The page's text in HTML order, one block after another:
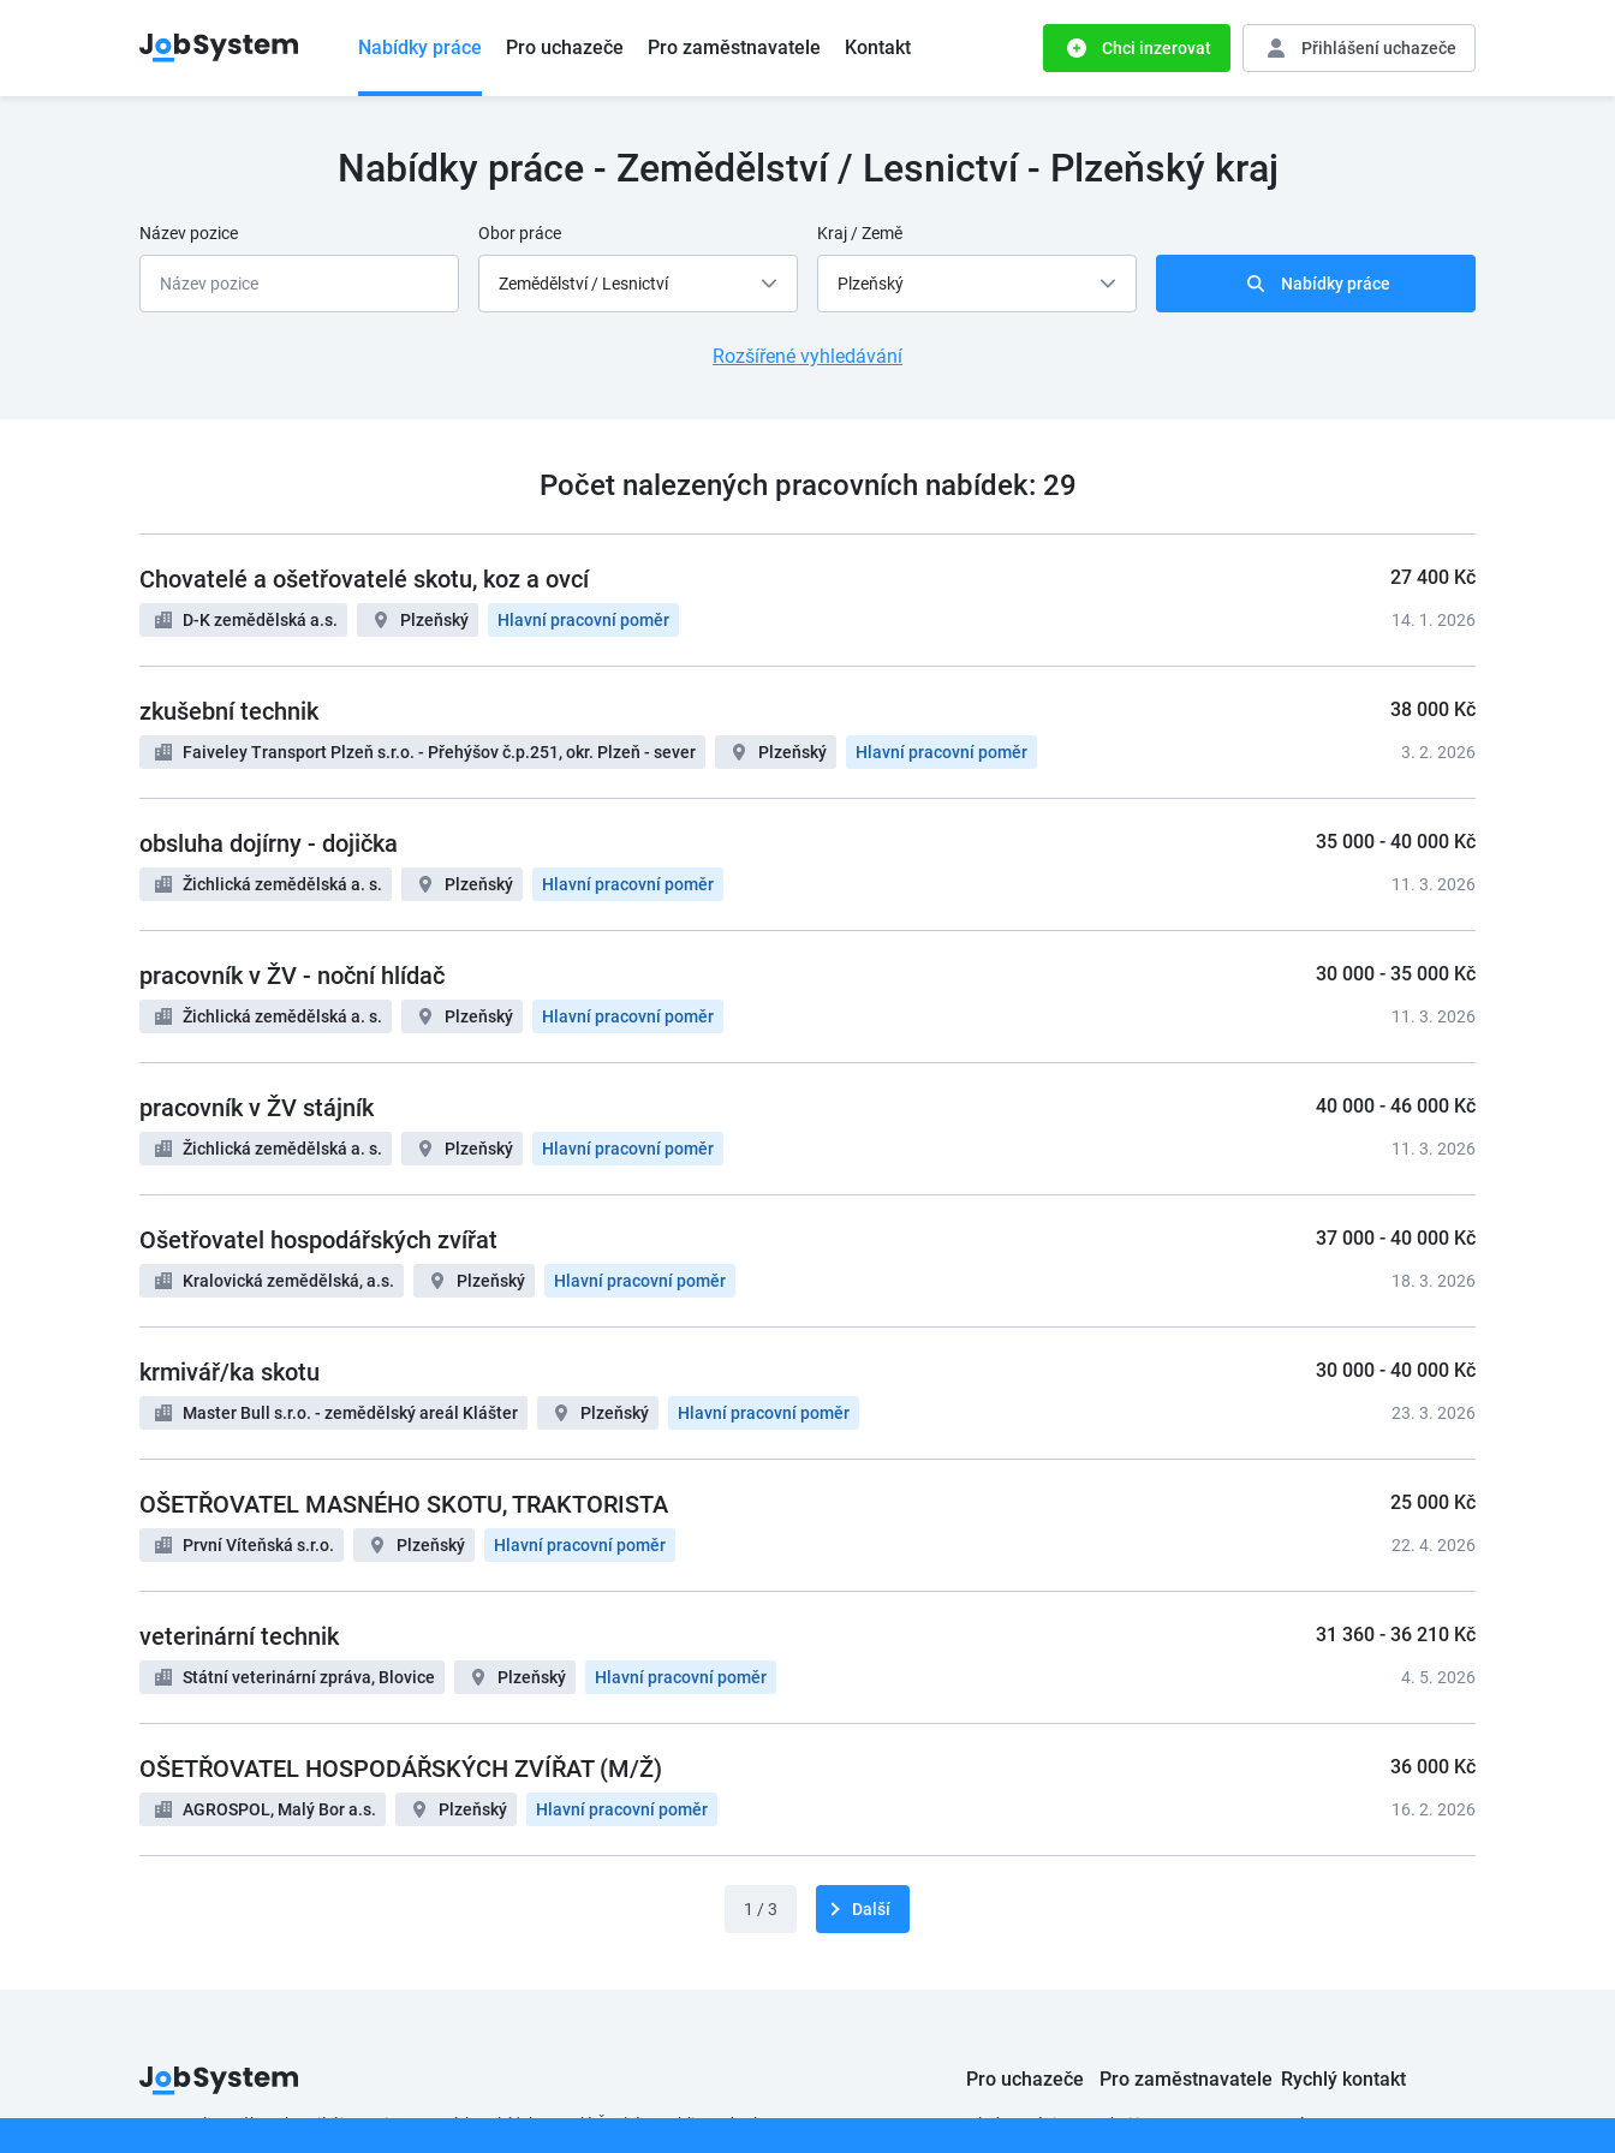
Nabídky práce Pro uchazeče Pro zaměstnavatele Kontakt Chci inzerovat Přihlášeníuchazeče
Nabídky práce - Zemědělství / Lesnictví - Plzeňský kraj
Název pozice Obor práce
Zemědělství / Lesnictví
Kraj / Země
Plzeňský Nabídky práce
Rozšířené vyhledávání
Počet nalezených pracovních nabídek: 29
Chovatelé a ošetřovatelé skotu, koz a ovcí
D-K zemědělská a.s. Plzeňský Hlavní pracovní poměr
27 400 Kč
14. 1. 2026
zkušební technik
Faiveley Transport Plzeň s.r.o. - Přehýšov č.p.251, okr. Plzeň - sever Plzeňský Hlavní pracovní poměr
38 000 Kč
3. 2. 2026
obsluha dojírny - dojička
Žichlická zemědělská a. s. Plzeňský Hlavní pracovní poměr
35 000 - 40 000 Kč
11. 3. 2026
pracovník v ŽV - noční hlídač
Žichlická zemědělská a. s. Plzeňský Hlavní pracovní poměr
30 000 - 35 000 Kč
11. 3. 2026
pracovník v ŽV stájník
Žichlická zemědělská a. s. Plzeňský Hlavní pracovní poměr
40 000 - 46 000 Kč
11. 3. 2026
Ošetřovatel hospodářských zvířat
Kralovická zemědělská, a.s. Plzeňský Hlavní pracovní poměr
37 000 - 40 000 Kč
18. 3. 2026
krmivář/ka skotu
Master Bull s.r.o. - zemědělský areál Klášter Plzeňský Hlavní pracovní poměr
30 000 - 40 000 Kč
23. 3. 2026
OŠETŘOVATEL MASNÉHO SKOTU, TRAKTORISTA
První Víteňská s.r.o. Plzeňský Hlavní pracovní poměr
25 000 Kč
22. 4. 2026
veterinární technik
Státní veterinární zpráva, Blovice Plzeňský Hlavní pracovní poměr
31 360 - 36 210 Kč
4. 5. 2026
OŠETŘOVATEL HOSPODÁŘSKÝCH ZVÍŘAT (M/Ž)
AGROSPOL, Malý Bor a.s. Plzeňský Hlavní pracovní poměr
36 000 Kč
16. 2. 2026
1 / 3 Další
Pracovní portál poskytující inzerci pracovních nabídek po celé České republice od roku 2008.
Pro uchazeče
Hledat práci
Pro zaměstnavatele
Chci inzerovat
Rychlý kontakt
JobSystem s.r.o.